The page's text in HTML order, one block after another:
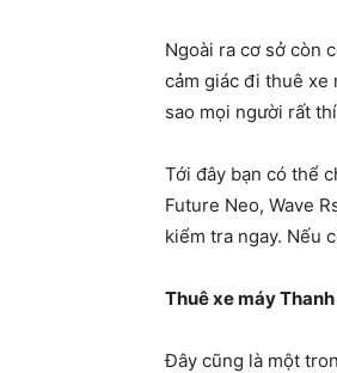
Ngoài ra cơ sở còn
cảm giác đi thuê xe
sao mọi người rất
Tới đây bạn có thể
Future Neo, Wave
kiểm tra ngay. Nếu
Thuê xe máy
Đây cũng là một